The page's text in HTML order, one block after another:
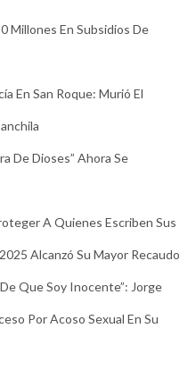
Millones En Subsidios De
En San Roque: Murió El
De Dioses” Ahora Se
A Quienes Escriben Sus
Alcanzó Su Mayor Recaudo
Que Soy Inocente”: Jorge
Por Acoso Sexual En Su